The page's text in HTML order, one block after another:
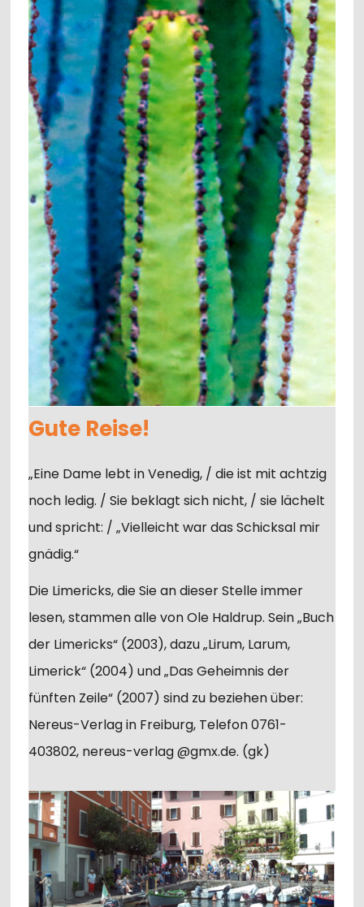
Gute Reise!
„Eine Dame lebt in Venedig, / die ist mit achtzig
noch ledig. / Sie beklagt sich nicht, / sie lächelt
und spricht: / „Vielleicht war das Schicksal mir
gnädig.“
Die Limericks, die Sie an dieser Stelle immer
lesen, stammen alle von Ole Haldrup. Sein „Buch
der Limericks“ (2003), dazu „Lirum, Larum,
Limerick“ (2004) und „Das Geheimnis der
fünften Zeile“ (2007) sind zu beziehen über:
Nereus-Verlag in Freiburg, Telefon 0761-
403802, nereus-verlag @gmx.de. (gk)